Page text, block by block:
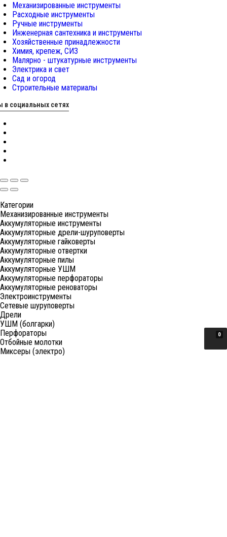
Механизированные инструменты
Расходные инструменты
Ручные инструменты
Инженерная сантехника и инструменты
Хозяйственные принадлежности
Химия, крепеж, СИЗ
Малярно - штукатурные инструменты
Электрика и свет
Сад и огород
Строительные материалы
в социальных сетях
0
Категории
Механизированные инструменты
Аккумуляторные инструменты
Аккумуляторные дрели-шуруповерты
Аккумуляторные гайковерты
Аккумуляторные отвертки
Аккумуляторные пилы
Аккумуляторные УШМ
Аккумуляторные перфораторы
Аккумуляторные реноваторы
Электроинструменты
Сетевые шуруповерты
Дрели
УШМ (болгарки)
Перфораторы
Отбойные молотки
Миксеры (электро)